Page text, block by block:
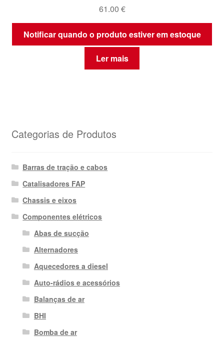
61.00 €
Notificar quando o produto estiver em estoque
Ler mais
Categorias de Produtos
Barras de tração e cabos
Catalisadores FAP
Chassis e eixos
Componentes elétricos
Abas de sucção
Alternadores
Aquecedores a diesel
Auto-rádios e acessórios
Balanças de ar
BHI
Bomba de ar